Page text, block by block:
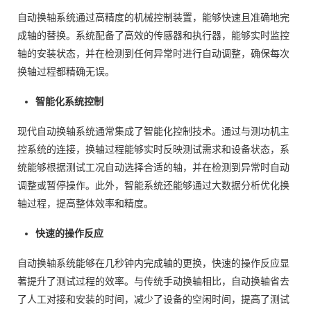
自动换轴系统通过高精度的机械控制装置，能够快速且准确地完
成轴的替换。系统配备了高效的传感器和执行器，能够实时监控
轴的安装状态，并在检测到任何异常时进行自动调整，确保每次
换轴过程都精确无误。
智能化系统控制
现代自动换轴系统通常集成了智能化控制技术。通过与测功机主
控系统的连接，换轴过程能够实时反映测试需求和设备状态，系
统能够根据测试工况自动选择合适的轴，并在检测到异常时自动
调整或暂停操作。此外，智能系统还能够通过大数据分析优化换
轴过程，提高整体效率和精度。
快速的操作反应
自动换轴系统能够在几秒钟内完成轴的更换，快速的操作反应显
著提升了测试过程的效率。与传统手动换轴相比，自动换轴省去
了人工对接和安装的时间，减少了设备的空闲时间，提高了测试